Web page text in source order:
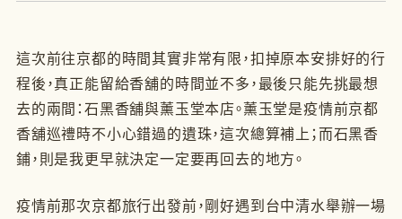
這次前往京都的時間其實非常有限，扣掉原本安排好的行
程後，真正能留給香舖的時間並不多，最後只能先挑最想
去的兩間：石黑香舖與薰玉堂本店。薰玉堂是疫情前京都
香舖巡禮時不小心錯過的遺珠，這次總算補上；而石黑香
鋪，則是我更早就決定一定要再回去的地方。
疫情前那次京都旅行出發前，剛好遇到台中清水舉辦一場